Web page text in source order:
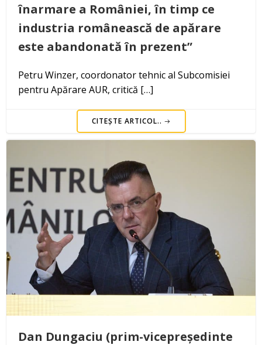
înarmare a României, în timp ce
industria românească de apărare
este abandonată în prezent”
Petru Winzer, coordonator tehnic al Subcomisiei
pentru Apărare AUR, critică […]
CITEȘTE ARTICOL..
Dan Dungaciu (prim-vicepreședinte